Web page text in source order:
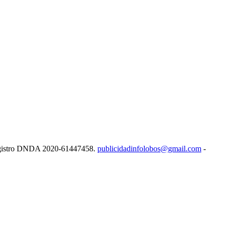
DNDA 2020-61447458. publicidadinfolobos@gmail.com -